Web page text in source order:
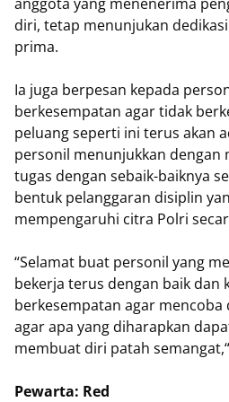
diri, tetap menunjukan
prima.
Ia juga berpesan kepada
berkesempatan agar tidak
peluang seperti ini terus akan
personil menunjukkan dengan
tugas dengan sebaik-baiknya
bentuk pelanggaran disiplin
mempengaruhi citra Polri
“Selamat buat personil yang
bekerja terus dengan baik dan
berkesempatan agar
agar apa yang diharapkan
membuat diri patah
Pewarta: Red